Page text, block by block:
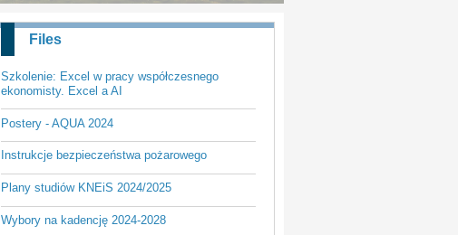
Files
Szkolenie: Excel w pracy współczesnego
ekonomisty. Excel a AI
Postery - AQUA 2024
Instrukcje bezpieczeństwa pożarowego
Plany studiów KNEiS 2024/2025
Wybory na kadencję 2024-2028